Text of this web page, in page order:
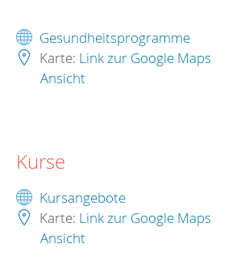
Gesundheitsprogramme
Karte: Link zur Google Maps
Ansicht
Kurse
Kursangebote
Karte: Link zur Google Maps
Ansicht